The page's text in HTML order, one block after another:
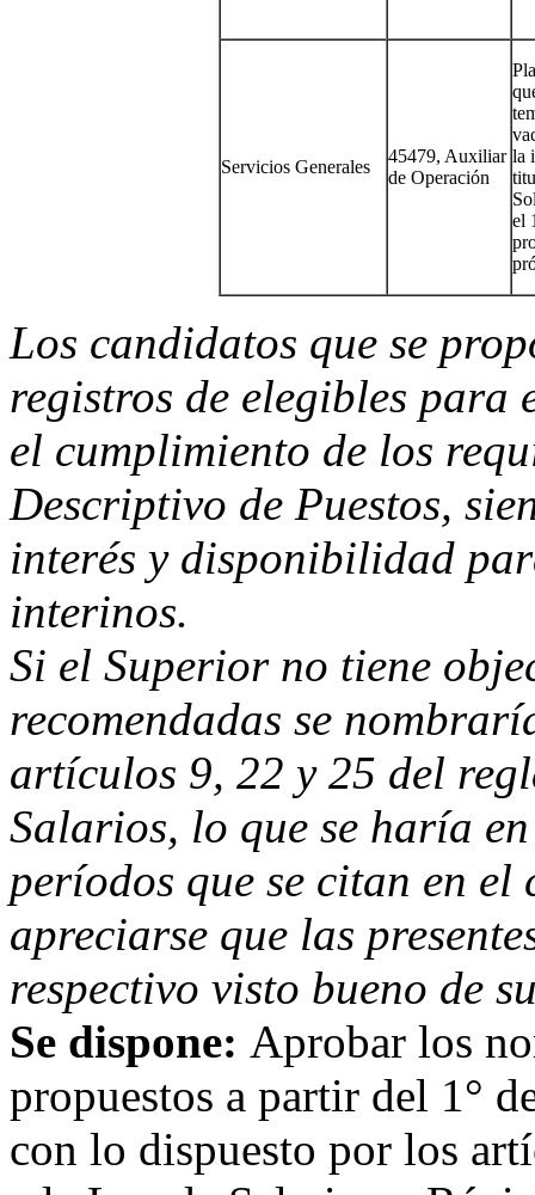
Servicios Generales
45479, Auxiliar
de Operación
la
el
Los candidatos que se
registros de elegibles para
el cumplimiento de los
Descriptivo de Puestos,
interés y disponibilidad
interinos.
Si el Superior no tiene
recomendadas se
artículos 9, 22 y 25 del
Salarios, lo que se haría
períodos que se citan en
apreciarse que las
respectivo visto bueno de
Se dispone: Aprobar los
propuestos a partir del 1°
con lo dispuesto por los